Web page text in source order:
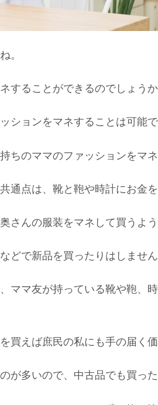
。
することができるのでしょうか
ションをマネすることは可能で
ちのママのファッションをマ
通点は、靴と鞄や時計にお金
さんの服装をマネして買うよう
どで新品を買ったりはしません
ママ友が持っている靴や鞄、
買えば庶民の私にも手の届く
が多いので、中古品でも買っ